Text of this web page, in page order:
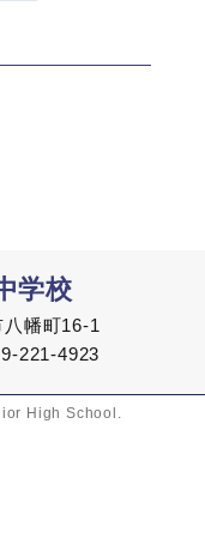
学校
幡町16-1
221-4923
High School.